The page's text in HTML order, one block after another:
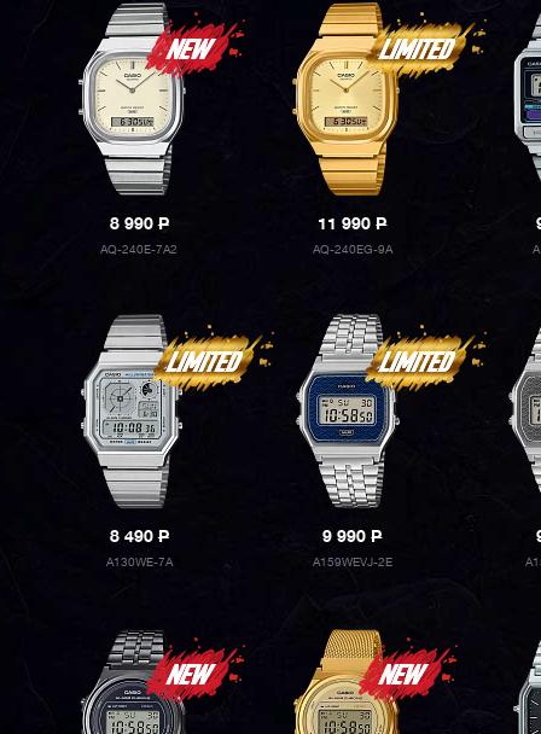
8 990P
AQ-240E-7A2
11 990P
AQ-240EG-9A
8 490P
A130WE-7A
9 990P
A159WEVJ-2E